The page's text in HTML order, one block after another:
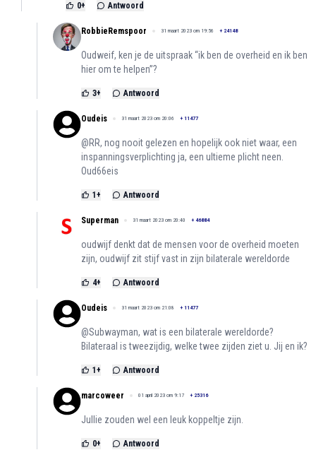
0+ Antwoord
RobbieRemspoor 31 maart 2023 om 19:56 + 24148
Oudweif, ken je de uitspraak “ik ben de overheid en ik ben
hier om te helpen”?
3+ Antwoord
Oudeis 31 maart 2023 om 20:06 + 11477
@RR, nog nooit gelezen en hopelijk ook niet waar, een
inspanningsverplichting ja, een ultieme plicht neen.
Oud66eis
1 + Antwoord
Superman 31 maart 2023 om 20:40 + 46884
oudwijf denkt dat de mensen voor de overheid moeten
zijn, oudwijf zit stijf vast in zijn bilaterale wereldorde
4+ Antwoord
Oudeis 31 maart 2023 om 21:08 + 11477
@Subwayman, wat is een bilaterale wereldorde?
Bilateraal is tweezijdig, welke twee zijden ziet u. Jij en ik?
1 + Antwoord
marcoweer 01 april 2023 om 9:17 + 25316
Jullie zouden wel een leuk koppeltje zijn.
0+ Antwoord